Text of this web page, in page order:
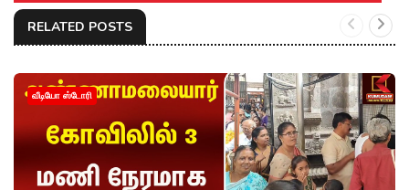
RELATED POSTS
வீடியோ ஸ்டோரி